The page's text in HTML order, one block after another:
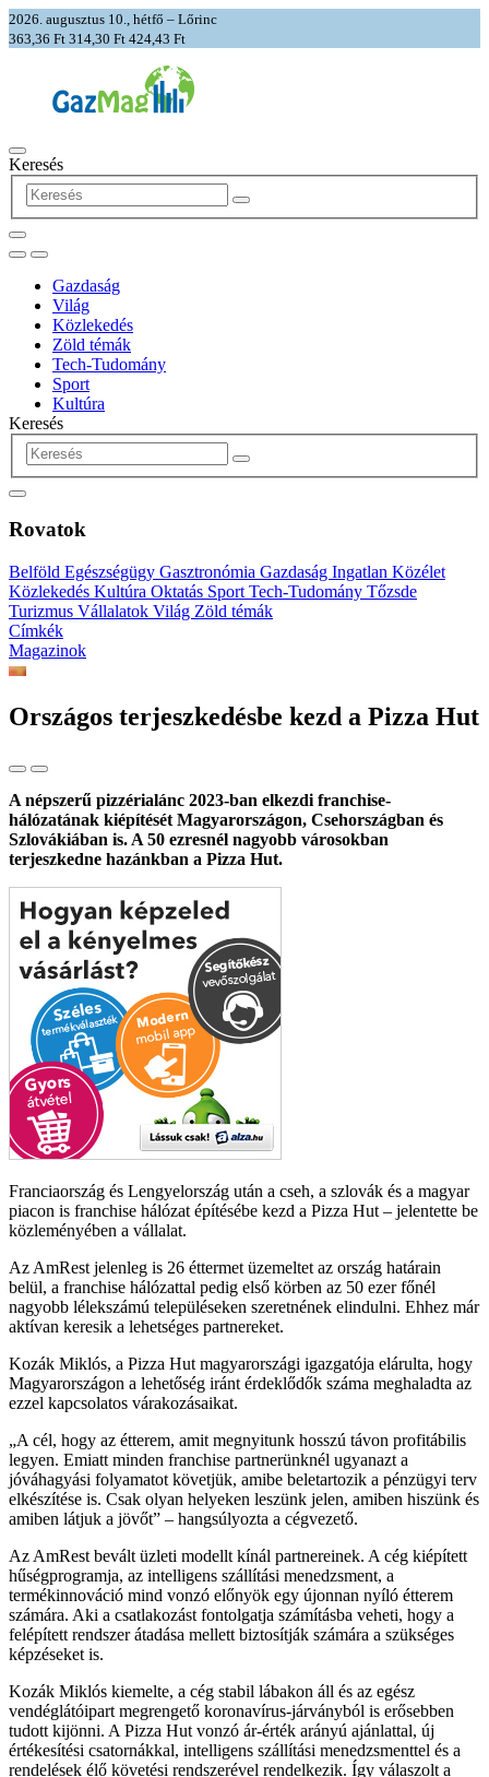
2026. augusztus 10., hétfő – Lőrinc
363,36 Ft 314,30 Ft 424,43 Ft
Keresés
Gazdaság
Világ
Közlekedés
Zöld témák
Tech-Tudomány
Sport
Kultúra
Keresés
Rovatok
Belföld Egészségügy Gasztronómia Gazdaság Ingatlan Közélet
Közlekedés Kultúra Oktatás Sport Tech-Tudomány Tőzsde
Turizmus Vállalatok Világ Zöld témák
Címkék
Magazinok
Országos terjeszkedésbe kezd a Pizza Hut
A népszerű pizzérialánc 2023-ban elkezdi franchise-
hálózatának kiépítését Magyarországon, Csehországban és
Szlovákiában is. A 50 ezresnél nagyobb városokban
terjeszkedne hazánkban a Pizza Hut.
Franciaország és Lengyelország után a cseh, a szlovák és a magyar
piacon is franchise hálózat építésébe kezd a Pizza Hut – jelentette be
közleményében a vállalat.
Az AmRest jelenleg is 26 éttermet üzemeltet az ország határain
belül, a franchise hálózattal pedig első körben az 50 ezer főnél
nagyobb lélekszámú településeken szeretnének elindulni. Ehhez már
aktívan keresik a lehetséges partnereket.
Kozák Miklós, a Pizza Hut magyarországi igazgatója elárulta, hogy
Magyarországon a lehetőség iránt érdeklődők száma meghaladta az
ezzel kapcsolatos várakozásaikat.
A cél, hogy az étterem, amit megnyitunk hosszú távon profitábilis
legyen. Emiatt minden franchise partnerünknél ugyanazt a
jóváhagyási folyamatot követjük, amibe beletartozik a pénzügyi terv
elkészítése is. Csak olyan helyeken leszünk jelen, amiben hiszünk és
amiben látjuk a jövőt
– hangsúlyozta a cégvezető.
Az AmRest bevált üzleti modellt kínál partnereinek. A cég kiépített
hűségprogramja, az intelligens szállítási menedzsment, a
termékinnováció mind vonzó előnyök egy újonnan nyíló étterem
számára. Aki a csatlakozást fontolgatja számításba veheti, hogy a
felépített rendszer átadása mellett biztosítják számára a szükséges
képzéseket is.
Kozák Miklós kiemelte, a cég stabil lábakon áll és az egész
vendéglátóipart megrengető koronavírus-járványból is erősebben
tudott kijönni. A Pizza Hut vonzó ár-érték arányú ajánlattal, új
értékesítési csatornákkal, intelligens szállítási menedzsmenttel és a
rendelések élő követési rendszerével rendelkezik. Így válaszolt a